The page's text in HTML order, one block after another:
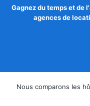
Gagnez du temps et de
agences de
Nous comparons les